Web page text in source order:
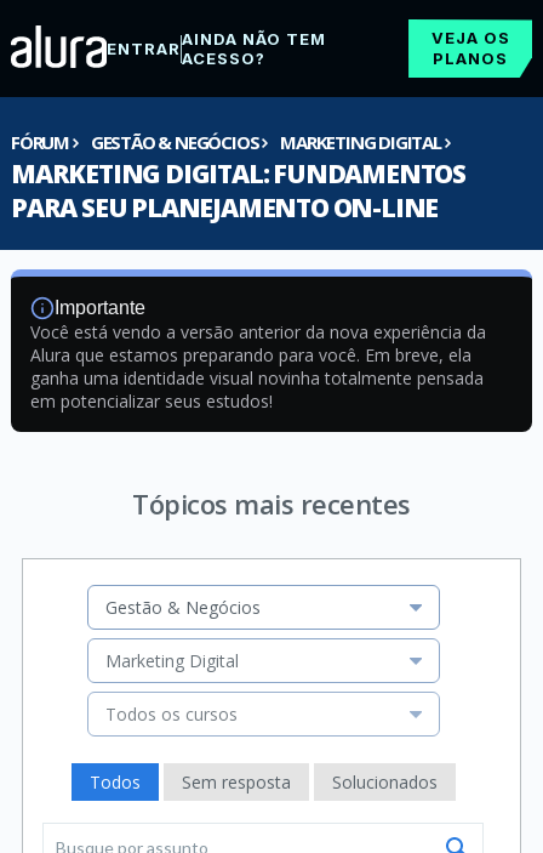
ENTRARAINDA NÃO TEM
ACESSO?
VEJA OS
PLANOS
FÓRUM GESTÃO & NEGÓCIOS MARKETING DIGITAL
MARKETING DIGITAL: FUNDAMENTOS
PARA SEU PLANEJAMENTO ON-LINE
Importante
Você está vendo a versão anterior da nova experiência da
Alura que estamos preparando para você. Em breve, ela
ganha uma identidade visual novinha totalmente pensada
em potencializar seus estudos!
Tópicos mais recentes
Gestão & Negócios
Marketing Digital
Todos os cursos
Todos Sem resposta Solucionados